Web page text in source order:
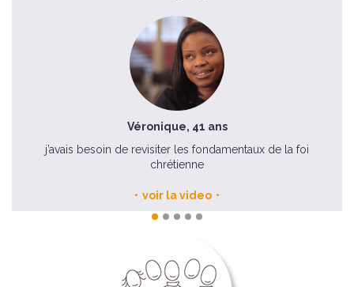
Véronique, 41 ans
j’avais besoin de revisiter les fondamentaux de la foi
chrétienne
voir la video